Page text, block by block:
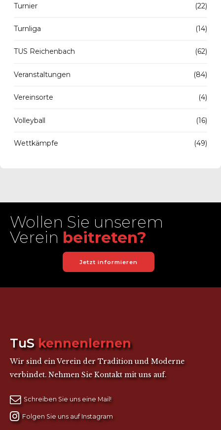
Turnier (22)
Turnliga (14)
TUS Reichenbach (62)
Veranstaltungen (84)
Vereinsorte (4)
Volleyball (16)
Wettkämpfe (49)
Wollen Sie unserem
Verein beitreten?
Jetzt informieren
TuS kennenlernen
Wir sind ein Verein der Tradition und Moderne
verbindet. Nehmen Sie Kontakt mit uns auf.
Schreiben Sie uns eine Mail!
Folgen Sie uns auf Instagram